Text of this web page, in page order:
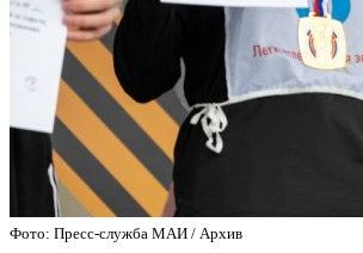
Фото: Пресс-служба МАИ / Архив